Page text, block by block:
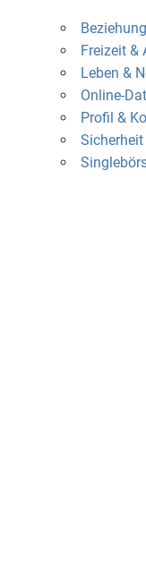
Freizeit &
Leben &
Online-
Profil &